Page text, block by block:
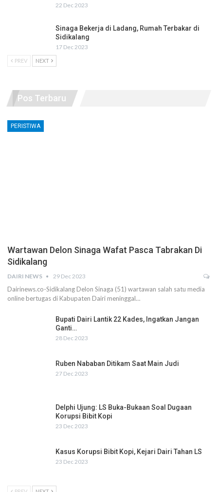
22 Dec 2023
Sinaga Bekerja di Ladang, Rumah Terbakar di
Sidikalang
17 Dec 2023
PREV NEXT
Pos Terbaru
PERISTIWA
Wartawan Delon Sinaga Wafat Pasca Tabrakan Di
Sidikalang
DAIRI NEWS 29 Dec 2023
Dairinews.co-Sidikalang Delon Sinaga (51) wartawan salah satu media
online bertugas di Kabupaten Dairi meninggal…
Bupati Dairi Lantik 22 Kades, Ingatkan Jangan
Ganti…
28 Dec 2023
Ruben Nababan Ditikam Saat Main Judi
27 Dec 2023
Delphi Ujung: LS Buka-Bukaan Soal Dugaan
Korupsi Bibit Kopi
23 Dec 2023
Kasus Korupsi Bibit Kopi, Kejari Dairi Tahan LS
23 Dec 2023